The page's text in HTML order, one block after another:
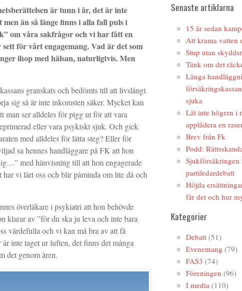
är tunn i år, det är inte
än så länge finns i alla fall puls i
om våra sakfrågor och vi har fått en
för vårt engagemang. Vad är det som
ihop med hälsan, naturligtvis. Men
granskats och bedömts till att livslångt
sig så är inte inkomsten säker. Mycket kan
man ser alldeles för pigg ut för att vara
eller vara psykiskt sjuk. Och gick
med alldeles för lätta steg? Eller för
sa hennes handläggare på FK att hon
med hänvisning till att hon engagerade
vi lärt oss och blir påminda om lite då och
överläkare i psykiatri att hon behövde
klarar av ”för du ska ju leva och inte bara
värdefulla och vi kan må bra av att få
inte taget ur luften, det finns det många
det genom åren.
Senaste artiklarna
15 år sedan
Att krama vatten
Stup utan
Tänk om det
Långa
sjuka
Låt inte högern i
applådera en
Brev från Fk
Podd:
Sjukförsäkringen
partiledardebatt
Höjda
får det och hur
Kategorier
Debatt(51)
Evenemang (79)
FAS3 (74)
Föreningen (96)
I media(110)